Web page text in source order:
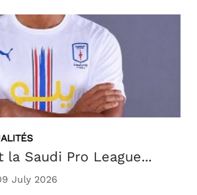
la Saudi Pro League...
July 2026